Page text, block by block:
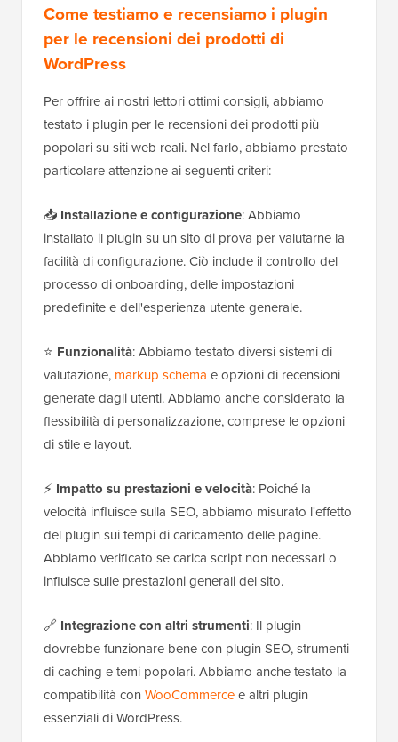
Come testiamo e recensiamo i plugin
per le recensioni dei prodotti di
WordPress
Per offrire ai nostri lettori ottimi consigli, abbiamo
testato i plugin per le recensioni dei prodotti più
popolari su siti web reali. Nel farlo, abbiamo prestato
particolare attenzione ai seguenti criteri:
📥 Installazione e configurazione: Abbiamo
installato il plugin su un sito di prova per valutarne la
facilità di configurazione. Ciò include il controllo del
processo di onboarding, delle impostazioni
predefinite e dell'esperienza utente generale.
⭐ Funzionalità: Abbiamo testato diversi sistemi di
valutazione, markup schema e opzioni di recensioni
generate dagli utenti. Abbiamo anche considerato la
flessibilità di personalizzazione, comprese le opzioni
di stile e layout.
⚡ Impatto su prestazioni e velocità: Poiché la
velocità influisce sulla SEO, abbiamo misurato l'effetto
del plugin sui tempi di caricamento delle pagine.
Abbiamo verificato se carica script non necessari o
influisce sulle prestazioni generali del sito.
🔗 Integrazione con altri strumenti: Il plugin
dovrebbe funzionare bene con plugin SEO, strumenti
di caching e temi popolari. Abbiamo anche testato la
compatibilità con WooCommercee altri plugin
essenziali di WordPress.